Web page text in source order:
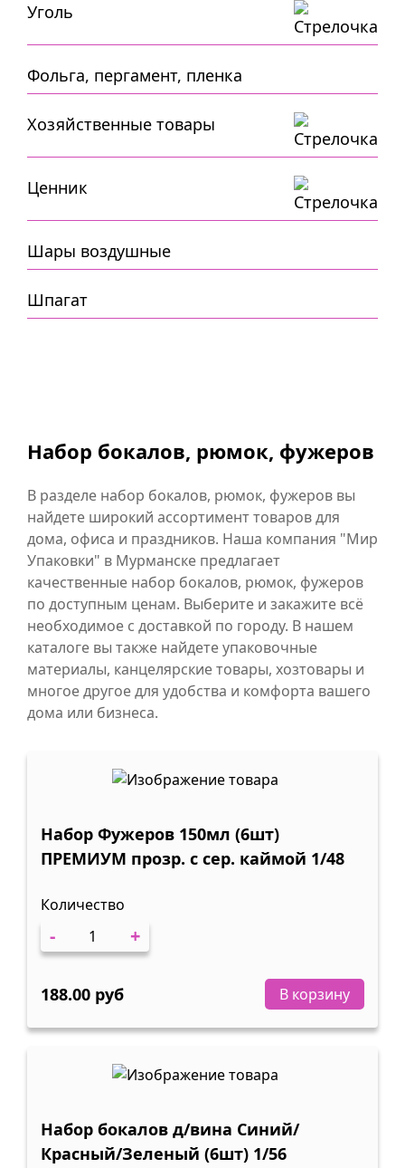
Уголь
Фольга, пергамент, пленка
Хозяйственные товары
Ценник
Шары воздушные
Шпагат
Набор бокалов, рюмок, фужеров
В разделе набор бокалов, рюмок, фужеров вы
найдете широкий ассортимент товаров для
дома, офиса и праздников. Наша компания "Мир
Упаковки" в Мурманске предлагает
качественные набор бокалов, рюмок, фужеров
по доступным ценам. Выберите и закажите всё
необходимое с доставкой по городу. В нашем
каталоге вы также найдете упаковочные
материалы, канцелярские товары, хозтовары и
многое другое для удобства и комфорта вашего
дома или бизнеса.
Набор Фужеров 150мл (6шт)
ПРЕМИУМ прозр. с сер. каймой 1/48
Количество
- +
188.00 руб В корзину
Набор бокалов д/вина Синий/
Красный/Зеленый (6шт) 1/56